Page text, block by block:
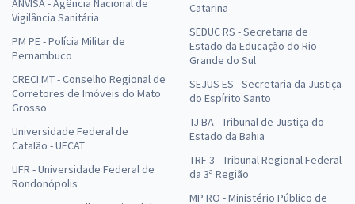
ANVISA - Agência Nacional de
Vigilância Sanitária
PM PE - Polícia Militar de
Pernambuco
CRECI MT - Conselho Regional de
Corretores de Imóveis do Mato
Grosso
Universidade Federal de
Catalão - UFCAT
UFR - Universidade Federal de
Rondonópolis
Catarina
SEDUC RS - Secretaria de
Estado da Educação do Rio
Grande do Sul
SEJUS ES - Secretaria da Justiça
do Espírito Santo
TJ BA - Tribunal de Justiça do
Estado da Bahia
TRF 3 - Tribunal Regional Federal
da 3ª Região
MP RO - Ministério Público de